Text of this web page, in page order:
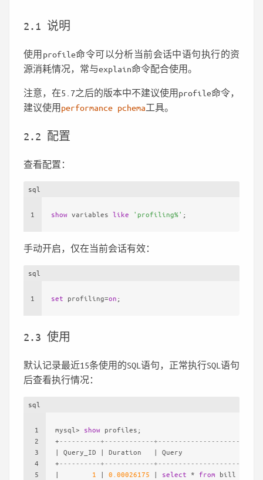
2.1 说明
使用profile命令可以分析当前会话中语句执行的资
源消耗情况，常与explain命令配合使用。
注意，在5.7之后的版本中不建议使用profile命令，
建议使用 performance pchema工具。
2.2 配置
查看配置：
sql
1 show variables like 'profiling%' ;
手动开启，仅在当前会话有效：
sql
1 set profiling=on;
2.3 使用
默认记录最近15条使用的SQL语句，正常执行SQL语句
后查看执行情况：
sql
1
2
3
4
5
mysql> show profiles;
+----------+------------+--------------------+
|
Query_ID | Duration | Query
+----------+------------+--------------------+
|
1 | 0.00026175 | select * from bill